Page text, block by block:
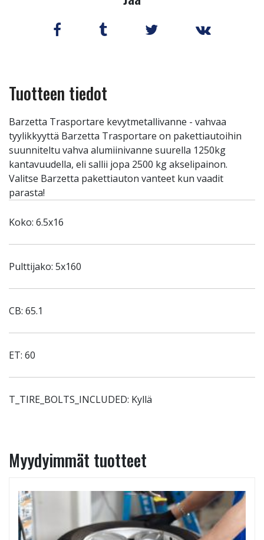
Tuotteen tiedot
Barzetta Trasportare kevytmetallivanne - vahvaa
tyylikkyyttä Barzetta Trasportare on pakettiautoihin
suunniteltu vahva alumiinivanne suurella 1250kg
kantavuudella, eli sallii jopa 2500 kg akselipainon.
Valitse Barzetta pakettiauton vanteet kun vaadit
parasta!
Koko: 6.5x16
Pulttijako: 5x160
CB: 65.1
ET: 60
T_TIRE_BOLTS_INCLUDED: Kyllä
Myydyimmät tuotteet